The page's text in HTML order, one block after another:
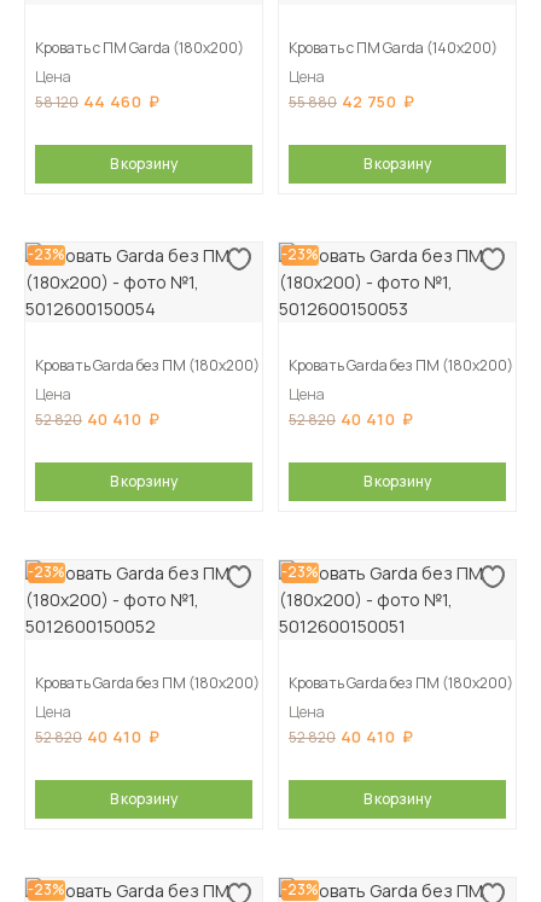
Кровать с ПМ Garda (180х200)
Цена
58 120 44 460
В корзину
Кровать с ПМ Garda (140х200)
Цена
55 880 42 750
В корзину
-23%
Кровать Garda без ПМ (180х200)
Цена
52 820 40 410
В корзину
-23%
Кровать Garda без ПМ (180х200)
Цена
52 820 40 410
В корзину
-23%
Кровать Garda без ПМ (180х200)
Цена
52 820 40 410
В корзину
-23%
Кровать Garda без ПМ (180х200)
Цена
52 820 40 410
В корзину
-23% -23%